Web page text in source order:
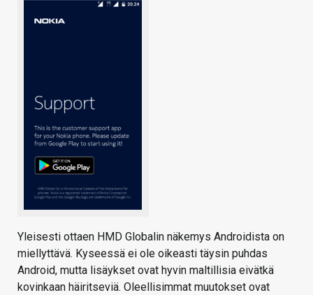
Yleisesti ottaen HMD Globalin näkemys Androidista on
miellyttävä. Kyseessä ei ole oikeasti täysin puhdas
Android, mutta lisäykset ovat hyvin maltillisia eivätkä
kovinkaan häiritseviä. Oleellisimmat muutokset ovat